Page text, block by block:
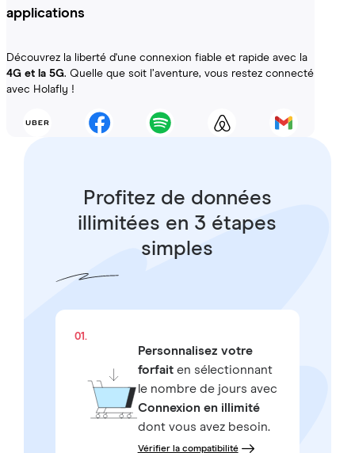
applications
Découvrez la liberté d'une connexion fiable et rapide avec la
4G et la 5G. Quelle que soit l’aventure, vous restez connecté
avec Holafly !
Profitez de données
illimitées en 3 étapes
simples
01.
Personnalisez votre
forfaiten sélectionnant
le nombre de jours avec
Connexion en illimité
dont vous avez besoin.
Vérifier la compatibilité